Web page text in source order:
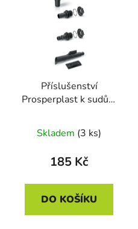
Příslušenství
Prosperplast k sudům
4 (kohoutek + přípojky)
Skladem (3 ks)
185 Kč
DO KOŠÍKU